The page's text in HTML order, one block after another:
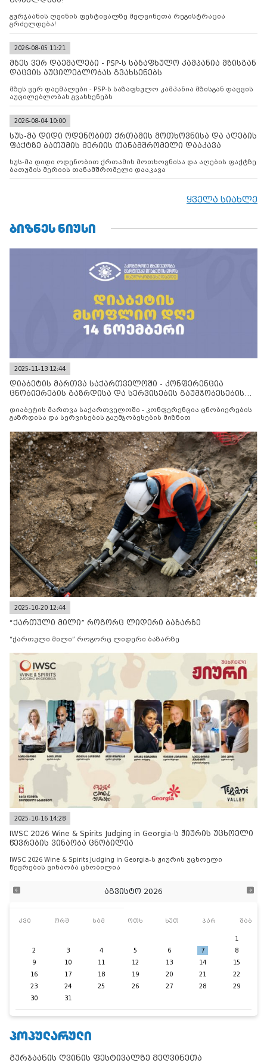
გურჯაანის ღვინის ფესტივალზე მეღვინეთა რეგისტრაცია
გრძელდება!
2026-08-05 11:21
მზეს ვერ დაემალები - PSP-ს საზაფხულო კამპანია მზისგან
დაცვის აუცილებლობას გვახსენებს
მზეს ვერ დაემალები - PSP-ს საზაფხულო კამპანია მზისგან დაცვის
აუცილებლობას გვახსენებს
2026-08-04 10:00
სუს-მა დიდი ოდენობით ქრთამის მოთხოვნისა და აღების
ფაქტზე ბათუმის მერიის თანამშრომელი დააკავა
სუს-მა დიდი ოდენობით ქრთამის მოთხოვნისა და აღების ფაქტზე
ბათუმის მერიის თანამშრომელი დააკავა
ყველა სიახლე
ᲑᲘᲖᲜᲔᲡ ᲜᲘᲣᲡᲘ
2025-11-13 12:44
დიაბეტის მართვა საქართველოში - კონფერენცია
ცნობიერების გაზრდისა და სერვისების გაუმჯობესების
დიაბეტის მართვა საქართველოში - კონფერენცია ცნობიერების
გაზრდისა და სერვისების გაუმჯობესების მიზნით
2025-10-20 12:44
“ქართული მილი” როგორც ლიდერი ბაზარზე
“ქართული მილი” როგორც ლიდერი ბაზარზე
2025-10-16 14:28
IWSC 2026 Wine & Spirits Judging in Georgia-ს ჟიურის უცხოელი
წევრების ვინაობა ცნობილია
IWSC 2026 Wine & Spirits Judging in Georgia-ს ჟიურის უცხოელი
წევრების ვინაობა ცნობილია
აგვისტო 2026
კვი ორშ სამ ოთხ ხუთ პარ შაბ
1
2
3 4 5 6 7
8
9
10 11 12 13 14
15
16
17 18 19 20 21
22
23
24 25 26 27 28
29
30
31
ᲞᲝᲞᲣᲚᲐᲠᲣᲚᲘ
გურჯაანის ღვინის ფესტივალზე მეღვინეთა